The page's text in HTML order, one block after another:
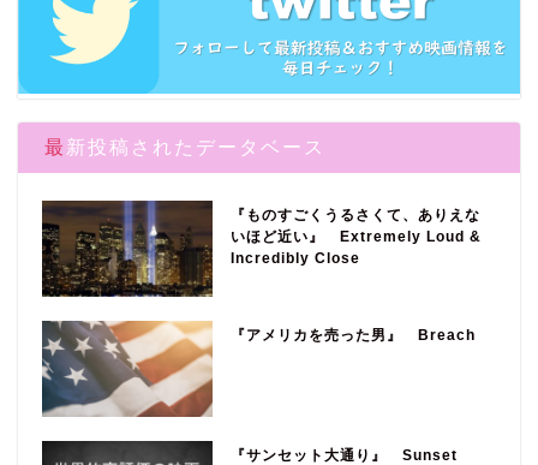
最新投稿されたデータベース
『ものすごくうるさくて、ありえな
いほど近い』 Extremely Loud &
Incredibly Close
『アメリカを売った男』 Breach
『サンセット大通り』 Sunset